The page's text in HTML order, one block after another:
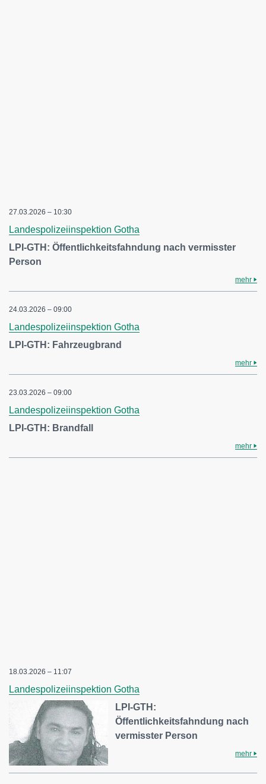
27.03.2026 – 10:30
Landespolizeiinspektion Gotha
LPI-GTH: Öffentlichkeitsfahndung nach vermisster
Person
mehr
24.03.2026 – 09:00
Landespolizeiinspektion Gotha
LPI-GTH: Fahrzeugbrand
mehr
23.03.2026 – 09:00
Landespolizeiinspektion Gotha
LPI-GTH: Brandfall
mehr
18.03.2026 – 11:07
Landespolizeiinspektion Gotha
LPI-GTH:
Öffentlichkeitsfahndung nach
vermisster Person
mehr